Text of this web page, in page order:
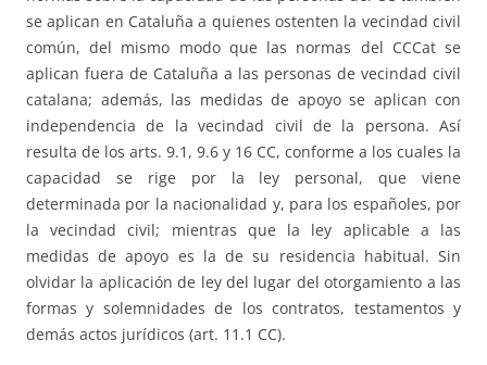
se aplican en Cataluña a quienes ostenten la vecindad civil
común, del mismo modo que las normas del CCCat se
aplican fuera de Cataluña a las personas de vecindad civil
catalana; además, las medidas de apoyo se aplican con
independencia de la vecindad civil de la persona. Así
resulta de los arts. 9.1, 9.6 y 16 CC, conforme a los cuales la
capacidad se rige por la ley personal, que viene
determinada por la nacionalidad y, para los españoles, por
la vecindad civil; mientras que la ley aplicable a las
medidas de apoyo es la de su residencia habitual. Sin
olvidar la aplicación de ley del lugar del otorgamiento a las
formas y solemnidades de los contratos, testamentos y
demás actos jurídicos (art. 11.1 CC).